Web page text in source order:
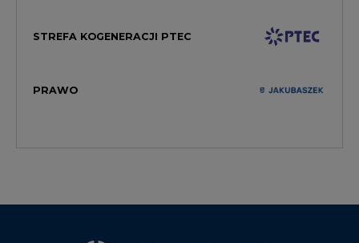
STREFA KOGENERACJI PTEC
PRAWO